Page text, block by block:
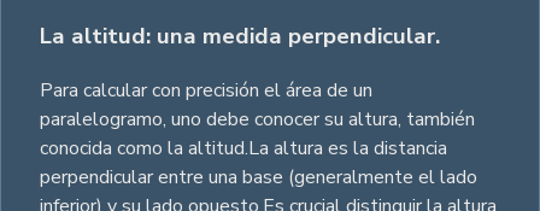
La altitud: una medida perpendicular.
Para calcular con precisión el área de un
paralelogramo, uno debe conocer su altura, también
conocida como la altitud.La altura es la distancia
perpendicular entre una base (generalmente el lado